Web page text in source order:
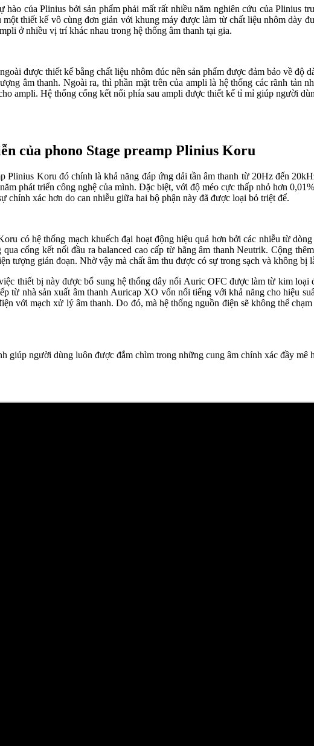
của Plinius bởi sản phẩm phải mất rất nhiều năm nghiên cứu của Plinius
thiết kế vô cùng đơn giản với khung máy được làm từ chất liệu nhôm dày
ở nhiều vị trí khác nhau trong hệ thống âm thanh tại gia.
được thiết kế bằng chất liệu nhôm đúc nên sản phẩm được đảm bảo về độ
âm thanh. Ngoài ra, thì phần mặt trên của ampli là hệ thống các rãnh tản
ampli. Hệ thống cổng kết nối phía sau ampli được thiết kế tỉ mỉ giúp người
của phono Stage preamp Plinius Koru
Plinius Koru đó chính là khả năng đáp ứng dải tần âm thanh từ 20Hz đến
phát triển công nghệ của mình. Đặc biệt, với độ méo cực thấp nhỏ hơn
chính xác hơn do can nhiễu giữa hai bộ phận này đã được loại bỏ triệt để.
có hệ thống mạch khuếch đại hoạt động hiệu quả hơn bởi các nhiễu từ
cổng kết nối đầu ra balanced cao cấp từ hãng âm thanh Neutrik. Cộng
tượng gián đoạn. Nhờ vậy mà chất âm thu được có sự trong sạch và không bị
thiết bị này được bổ sung hệ thống dây nối Auric OFC được làm từ kim
từ nhà sản xuất âm thanh Auricap XO vốn nổi tiếng với khả năng cho hiệu
với mạch xử lý âm thanh. Do đó, mà hệ thống nguồn điện sẽ không thể
giúp người dùng luôn được đắm chìm trong những cung âm chính xác đầy